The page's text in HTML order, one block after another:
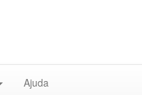
Ajuda